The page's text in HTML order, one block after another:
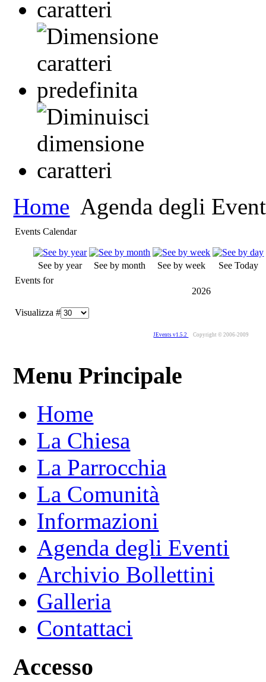
Home Agenda degli
Events Calendar
See by year See by month See by week
See Today
Events for
2026
Visualizza #
JEvents v1.5.2 Copyright © 2006-2009
Menu Principale
Home
La Chiesa
La Parrocchia
La Comunità
Informazioni
Agenda degli Eventi
Archivio Bollettini
Galleria
Contattaci
Accesso